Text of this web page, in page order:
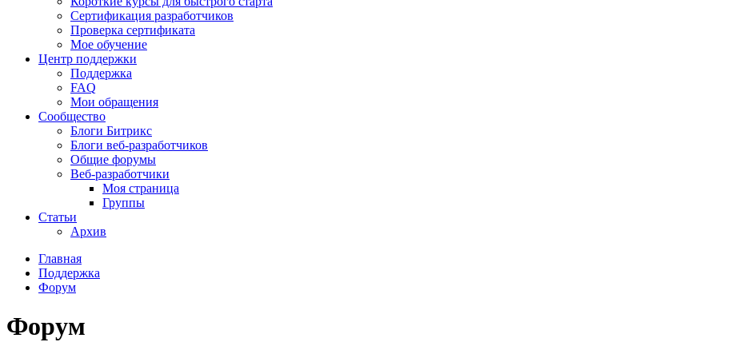
Сертификация разработчиков
Проверка сертификата
Мое обучение
Центр поддержки
Поддержка
FAQ
Мои обращения
Сообщество
Блоги Битрикс
Блоги веб-разработчиков
Общие форумы
Веб-разработчики
Моя страница
Группы
Статьи
Архив
Главная
Поддержка
Форум
Форум